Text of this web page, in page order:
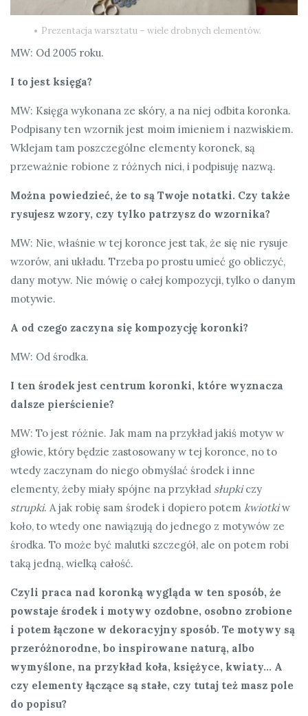
Prezentacja warsztatu – wiele drobnych elementów.
MW: Od 2005 roku.
I to jest księga?
MW: Księga wykonana ze skóry, a na niej odbita koronka.
Podpisany ten wzornik jest moim imieniem i nazwiskiem.
Wklejam tam poszczególne elementy koronek, są
przeważnie robione z różnych nici, i podpisuję nazwą.
Można powiedzieć, że to są Twoje notatki. Czy także
rysujesz wzory, czy tylko patrzysz do wzornika?
MW: Nie, właśnie w tej koronce jest tak, że się nie rysuje
wzorów, ani układu. Trzeba po prostu umieć go obliczyć,
dany motyw. Nie mówię o całej kompozycji, tylko o danym
motywie.
A od czego zaczyna się kompozycję koronki?
MW: Od środka.
I ten środek jest centrum koronki, które wyznacza
dalsze pierścienie?
MW: To jest różnie. Jak mam na przykład jakiś motyw w
głowie, który będzie zastosowany w tej koronce, no to
wtedy zaczynam do niego obmyślać środek i inne
elementy, żeby miały spójne na przykład słupkiczy
strupki. A jak robię sam środek i dopiero potem kwiotkiw
koło, to wtedy one nawiązują do jednego z motywów ze
środka. To może być malutki szczegół, ale on potem robi
taką jedną, wielką całość.
Czyli praca nad koronką wygląda w ten sposób, że
powstaje środek i motywy ozdobne, osobno zrobione
i potem łączone w dekoracyjny sposób. Te motywy są
przeróżnorodne, bo inspirowane naturą, albo
wymyślone, na przykład koła, księżyce, kwiaty… A
czy elementy łączące są stałe, czy tutaj też masz pole
do popisu?